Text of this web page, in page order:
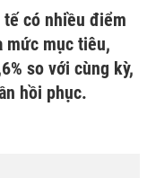
có nhiều điểm
mức mục tiêu,
so với cùng kỳ,
hồi phục.